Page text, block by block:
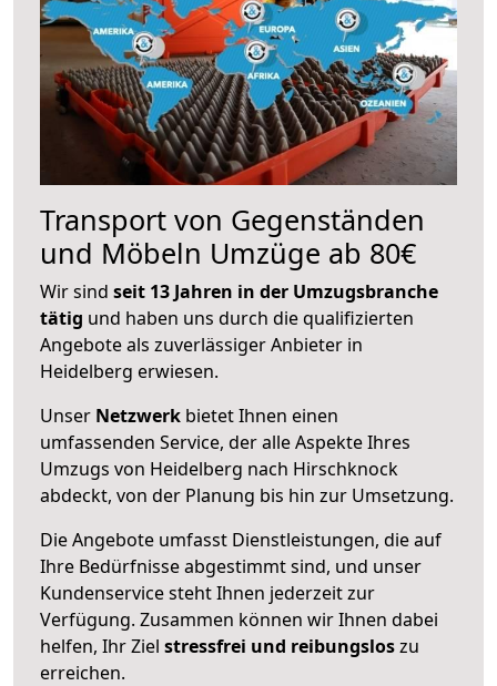
Transport von Gegenständen
und Möbeln Umzüge ab 80€
Wir sind seit 13 Jahren in der Umzugsbranche
tätig und haben uns durch die qualifizierten
Angebote als zuverlässiger Anbieter in
Heidelberg erwiesen.
Unser Netzwerk bietet Ihnen einen
umfassenden Service, der alle Aspekte Ihres
Umzugs von Heidelberg nach Hirschknock
abdeckt, von der Planung bis hin zur Umsetzung.
Die Angebote umfasst Dienstleistungen, die auf
Ihre Bedürfnisse abgestimmt sind, und unser
Kundenservice steht Ihnen jederzeit zur
Verfügung. Zusammen können wir Ihnen dabei
helfen, Ihr Ziel stressfrei und reibungsloszu
erreichen.